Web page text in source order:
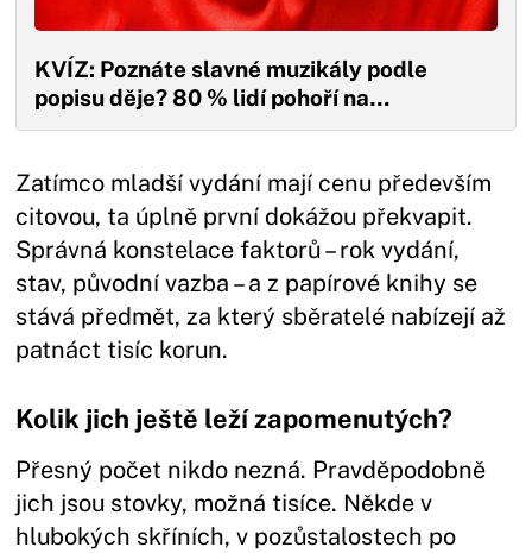
KVÍZ: Poznáte slavné muzikály podle
popisu děje? 80 % lidí pohoří na…
Zatímco mladší vydání mají cenu především
citovou, ta úplně první dokážou překvapit.
Správná konstelace faktorů – rok vydání,
stav, původní vazba – a z papírové knihy se
stává předmět, za který sběratelé nabízejí až
patnáct tisíc korun.
Kolik jich ještě leží zapomenutých?
Přesný počet nikdo nezná. Pravděpodobně
jich jsou stovky, možná tisíce. Někde v
hlubokých skříních, v pozůstalostech po